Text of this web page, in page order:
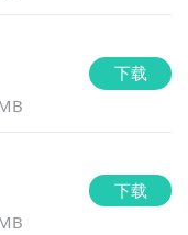
下载
下载